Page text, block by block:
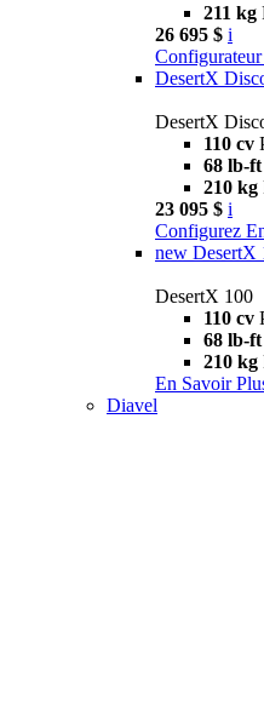
211 kg
26 695 $ i
Configurateur
DesertX
DesertX
110 cv
68 lb-ft
210 kg
23 095 $ i
Configurez
new DesertX
DesertX 100
110 cv
68 lb-ft
210 kg
En Savoir
Diavel